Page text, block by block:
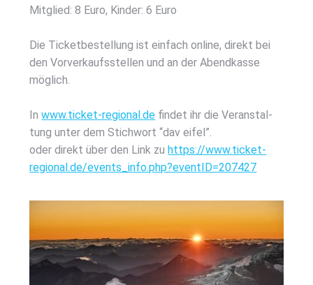
Mit­glied: 8 Euro, Kin­der: 6 Euro
Die Ticket­be­stel­lung ist ein­fach online, direkt bei
den Vor­ver­kaufs­stel­len und an der Abend­kas­se
mög­lich.
Inwww.ticket-regional.de fin­det ihr die Ver­an­stal­
tung unter dem Stich­wort “dav eifel”.
oder direkt über den Link zuhttps://www.ticket-
regional.de/events_info.php?eventID=207427